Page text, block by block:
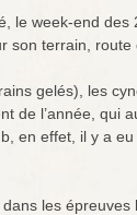
le week-end
son terrain, route
gelés), les
de l’année, qui
en effet, il y a
les épreuves